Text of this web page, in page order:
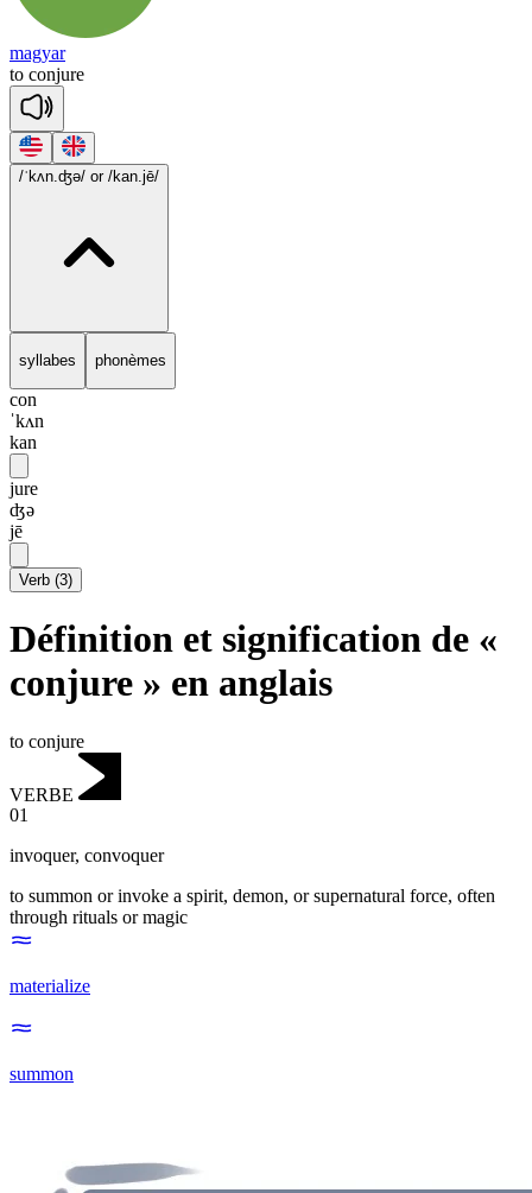
magyar
to conjure
/ˈkʌn.ʤə/ or /kan.jē/
syllabes phonèmes
con
ˈkʌn
kan
jure
ʤə
jē
Verb (3)
Définition et signification de «
conjure » en anglais
to conjure
VERBE
01
invoquer, convoquer
to summon or invoke a spirit, demon, or supernatural force, often
through rituals or magic
materialize
summon